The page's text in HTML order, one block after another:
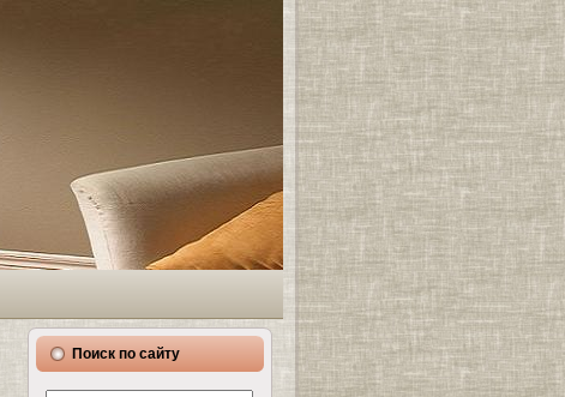
Поиск по сайту